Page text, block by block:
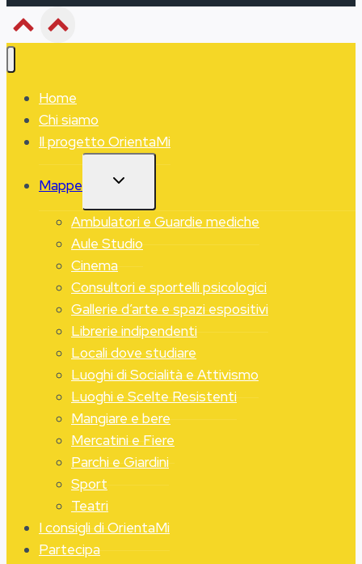
Home
Chi siamo
Il progetto OrientaMi
Mappe ALTERNA
FIGLIO
Ambulatori e Guardie mediche
Aule Studio
Cinema
Consultori e sportelli psicologici
Gallerie d’arte e spazi espositivi
Librerie indipendenti
Locali dove studiare
Luoghi di Socialità e Attivismo
Luoghi e Scelte Resistenti
Mangiare e bere
Mercatini e Fiere
Parchi e Giardini
Sport
Teatri
I consigli di OrientaMi
Partecipa